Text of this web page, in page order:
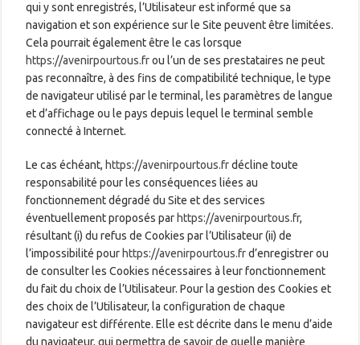
qui y sont enregistrés, l’Utilisateur est informé que sa
navigation et son expérience sur le Site peuvent être limitées.
Cela pourrait également être le cas lorsque
https://avenirpourtous.frou l’un de ses prestataires ne peut
pas reconnaître, à des fins de compatibilité technique, le type
de navigateur utilisé par le terminal, les paramètres de langue
et d’affichage ou le pays depuis lequel le terminal semble
connecté à Internet.
Le cas échéant,https://avenirpourtous.frdécline toute
responsabilité pour les conséquences liées au
fonctionnement dégradé du Site et des services
éventuellement proposés parhttps://avenirpourtous.fr,
résultant (i) du refus de Cookies par l’Utilisateur (ii) de
l’impossibilité pourhttps://avenirpourtous.frd’enregistrer ou
de consulter les Cookies nécessaires à leur fonctionnement
du fait du choix de l’Utilisateur. Pour la gestion des Cookies et
des choix de l’Utilisateur, la configuration de chaque
navigateur est différente. Elle est décrite dans le menu d’aide
du navigateur, qui permettra de savoir de quelle manière